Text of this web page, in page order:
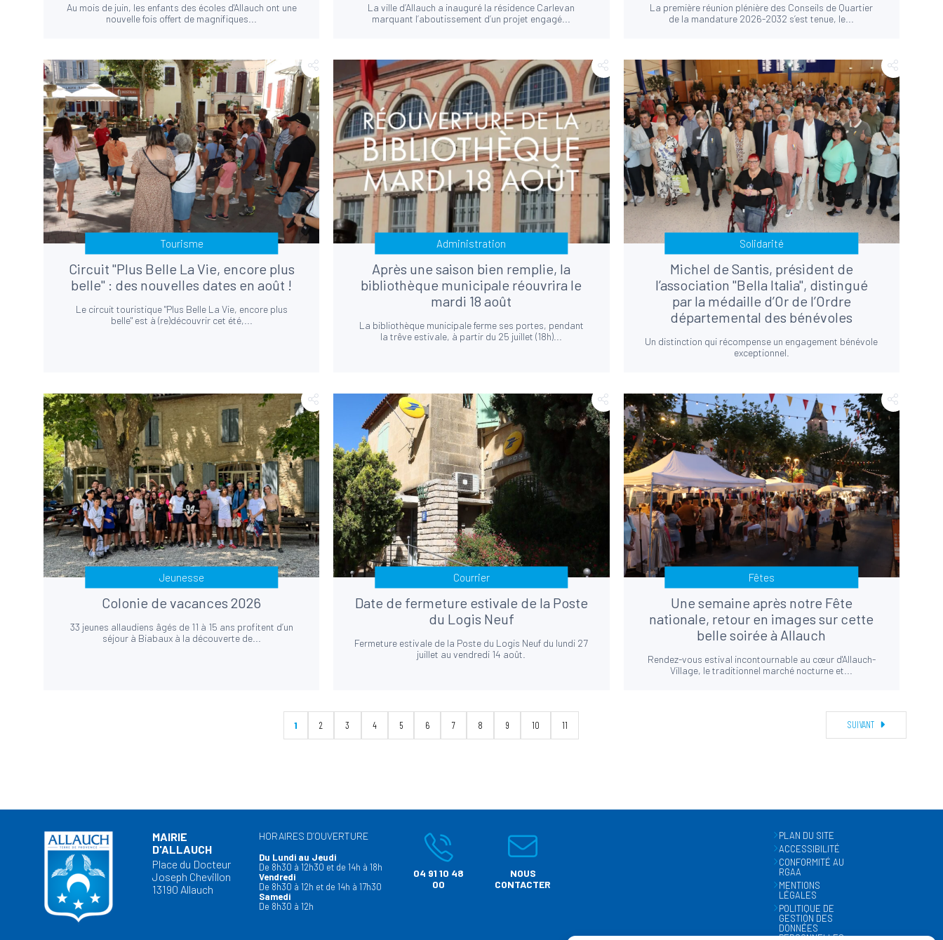
Au mois de juin, les enfants des écoles d'Allauch ont une
nouvelle fois offert de magnifiques...
La ville d’Allauch a inauguré la résidence Carlevan
marquant l’aboutissement d’un projet engagé...
La première réunion plénière des Conseils de Quartier
de la mandature 2026-2032 s’est tenue, le...
Tourisme
Circuit "Plus Belle La Vie, encore plus
belle" : des nouvelles dates en août !
Le circuit touristique "Plus Belle La Vie, encore plus
belle" est à (re)découvrir cet été,...
Administration
Après une saison bien remplie, la
bibliothèque municipale réouvrira le
mardi 18 août
La bibliothèque municipale ferme ses portes, pendant
la trêve estivale, à partir du 25 juillet (18h)...
Solidarité
Michel de Santis, président de
l’association "Bella Italia", distingué
par la médaille d’Or de l’Ordre
départemental des bénévoles
Un distinction qui récompense un engagement bénévole
exceptionnel.
Jeunesse
Colonie de vacances 2026
33 jeunes allaudiens âgés de 11 à 15 ans profitent d’un
séjour à Biabaux à la découverte de...
Courrier
Date de fermeture estivale de la Poste
du Logis Neuf
Fermeture estivale de la Poste du Logis Neuf du lundi 27
juillet au vendredi 14 août.
Fêtes
Une semaine après notre Fête
nationale, retour en images sur cette
belle soirée à Allauch
Rendez-vous estival incontournable au cœur d'Allauch-
Village, le traditionnel marché nocturne et...
1 2 3 4 5 6 7 8 9 10 11 SUIVANT
MAIRIE
D'ALLAUCH
Place du Docteur
Joseph Chevillon
13190 Allauch
HORAIRES D’OUVERTURE
Du Lundi au Jeudi
De 8h30 à 12h30 et de 14h à 18h
Vendredi
De 8h30 à 12h et de 14h à 17h30
Samedi
De 8h30 à 12h
04 91 10 48
00
NOUS
CONTACTER
PLAN DU SITE
ACCESSIBILITÉ
CONFORMITÉ AU
RGAA
MENTIONS
LÉGALES
POLITIQUE DE
GESTION DES
DONNÉES